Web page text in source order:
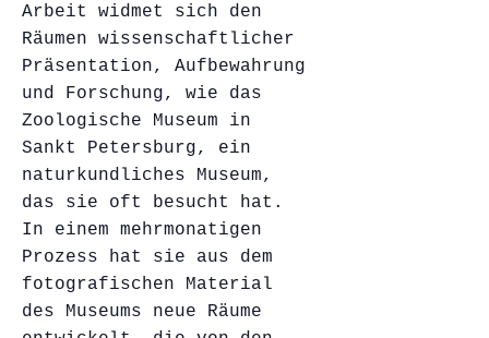
Arbeit widmet sich den
Räumen wissenschaftlicher
Präsentation, Aufbewahrung
und Forschung, wie das
Zoologische Museum in
Sankt Petersburg, ein
naturkundliches Museum,
das sie oft besucht hat.
In einem mehrmonatigen
Prozess hat sie aus dem
fotografischen Material
des Museums neue Räume